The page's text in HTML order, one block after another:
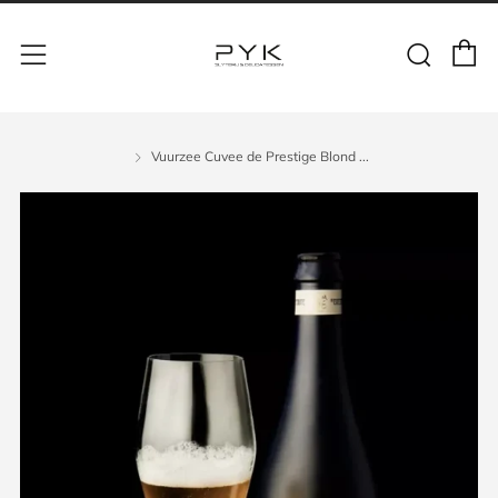
Vuurzee Cuvee de Prestige Blond ...